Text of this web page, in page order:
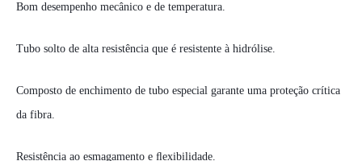
Bom desempenho mecânico e de temperatura.
Tubo solto de alta resistência que é resistente à hidrólise.
Composto de enchimento de tubo especial garante uma proteção crítica
da fibra.
Resistência ao esmagamento e ﬂexibilidade.